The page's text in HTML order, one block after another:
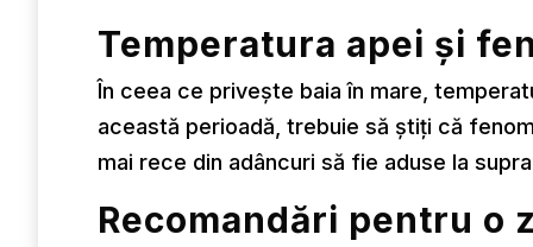
Temperatura apei și
În ceea ce privește baia în mare,
această perioadă, trebuie să știți că
mai rece din adâncuri să fie aduse la
Recomandări pentru o